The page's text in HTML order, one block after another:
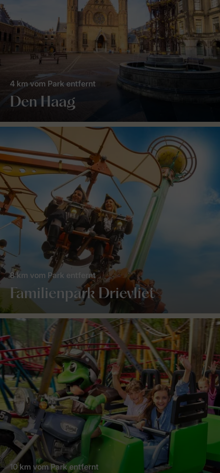
Den Haag
4 km vom Park entfernt
Familienpark Drievliet
8 km vom Park entfernt
10 km vom Park entfernt